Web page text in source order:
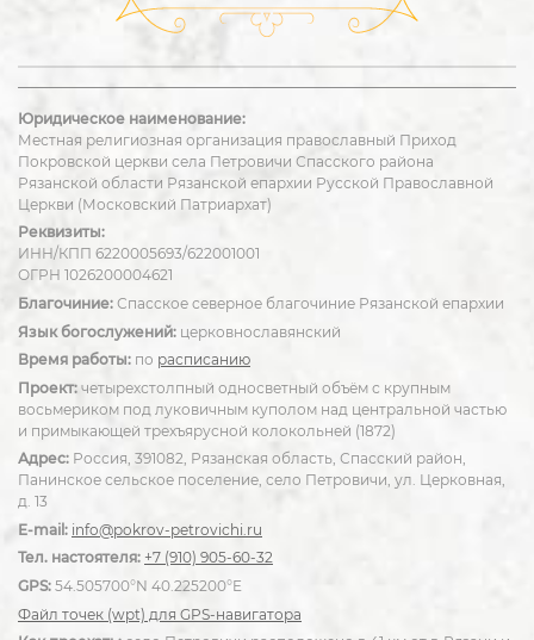
Юридическое наименование:
Местная религиозная организация православный Приход
Покровской церкви села Петровичи Спасского района
Рязанской области Рязанской епархии Русской Православной
Церкви (Московский Патриархат)
Реквизиты:
ИНН/КПП 6220005693/622001001
ОГРН 1026200004621
Благочиние: Спасское северное благочиние Рязанской епархии
Язык богослужений: церковнославянский
Время работы: по расписанию
Проект: четырехстолпный односветный объём с крупным
восьмериком под луковичным куполом над центральной частью
и примыкающей трехъярусной колокольней (1872)
Адрес: Россия, 391082, Рязанская область, Спасский район,
Панинское сельское поселение, село Петровичи, ул. Церковная,
д. 13
E-mail: info@pokrov-petrovichi.ru
Тел. настоятеля: +7 (910) 905-60-32
GPS: 54.505700°N 40.225200°E
Файл точек (wpt) для GPS-навигатора